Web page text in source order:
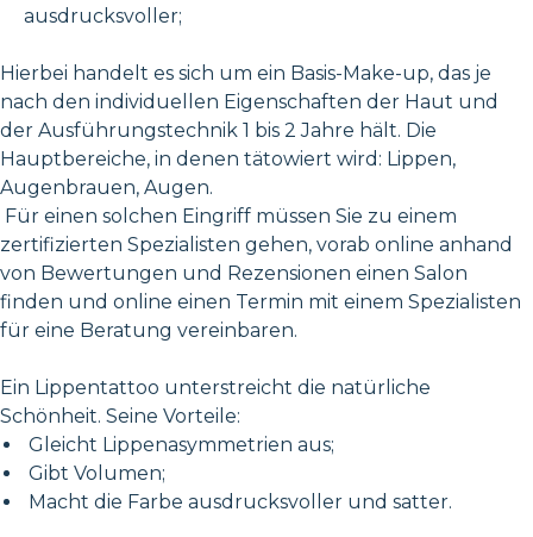
ausdrucksvoller;
Hierbei handelt es sich um ein Basis-Make-up, das je
nach den individuellen Eigenschaften der Haut und
der Ausführungstechnik 1 bis 2 Jahre hält. Die
Hauptbereiche, in denen tätowiert wird: Lippen,
Augenbrauen, Augen.
Für einen solchen Eingriff müssen Sie zu einem
zertifizierten Spezialisten gehen, vorab online anhand
von Bewertungen und Rezensionen einen Salon
finden und online einen Termin mit einem Spezialisten
für eine Beratung vereinbaren.
Ein Lippentattoo unterstreicht die natürliche
Schönheit. Seine Vorteile:
Gleicht Lippenasymmetrien aus;
Gibt Volumen;
Macht die Farbe ausdrucksvoller und satter.